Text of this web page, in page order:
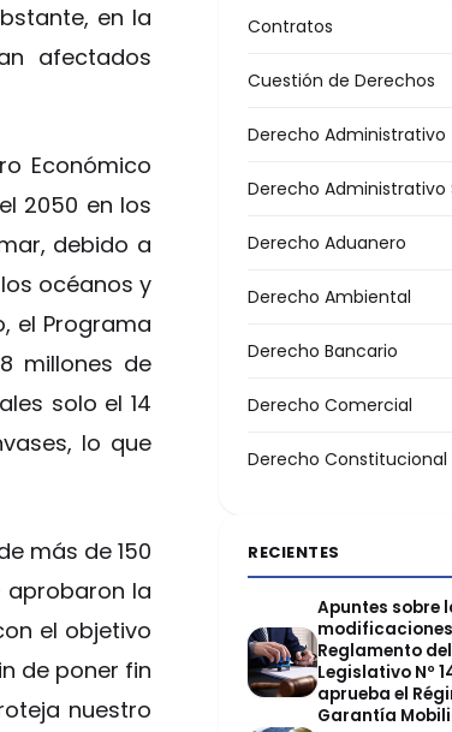
en la
afectados
Económico
2050 en los
debido a
océanos y
el Programa
millones de
solo el 14
lo que
más de 150
aprobaron la
el objetivo
de poner fin
nuestro
Contratos
Cuestión de Derechos
Derecho Administrativo
Derecho Administrativo
Derecho Aduanero
Derecho Ambiental
Derecho Bancario
Derecho Comercial
Derecho Constitucional
RECIENTES
Apuntes sobre
Reglamento
Legislativo Nº
aprueba el
Garantía